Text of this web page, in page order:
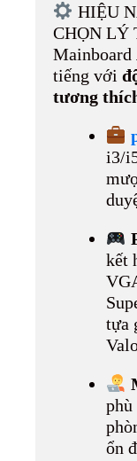
HIỆU
CHỌN LÝ
Mainboard
tiếng với
tương
i3/
kết
tựa
phù
ổn